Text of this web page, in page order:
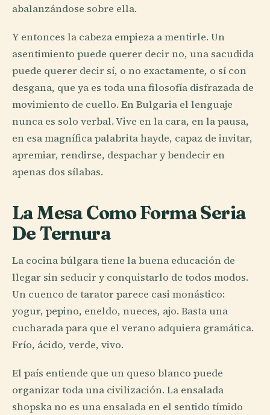
abalanzándose sobre ella.
Y entonces la cabeza empieza a mentirle. Un
asentimiento puede querer decir no, una sacudida
puede querer decir sí, o no exactamente, o sí con
desgana, que ya es toda una filosofía disfrazada de
movimiento de cuello. En Bulgaria el lenguaje
nunca es solo verbal. Vive en la cara, en la pausa,
en esa magnífica palabrita hayde, capaz de invitar,
apremiar, rendirse, despachar y bendecir en
apenas dos sílabas.
La Mesa Como Forma Seria
De Ternura
La cocina búlgara tiene la buena educación de
llegar sin seducir y conquistarlo de todos modos.
Un cuenco de tarator parece casi monástico:
yogur, pepino, eneldo, nueces, ajo. Basta una
cucharada para que el verano adquiera gramática.
Frío, ácido, verde, vivo.
El país entiende que un queso blanco puede
organizar toda una civilización. La ensalada
shopska no es una ensalada en el sentido tímido